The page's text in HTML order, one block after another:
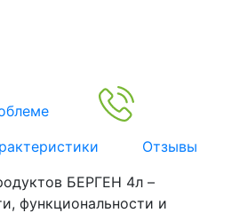
Отзывы
БЕРГЕН 4л –
функциональности и